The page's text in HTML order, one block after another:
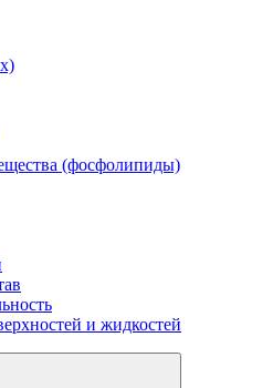
(фосфолипиды)
и жидкостей